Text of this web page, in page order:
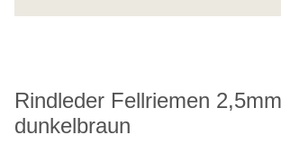
Rindleder Fellriemen
dunkelbraun